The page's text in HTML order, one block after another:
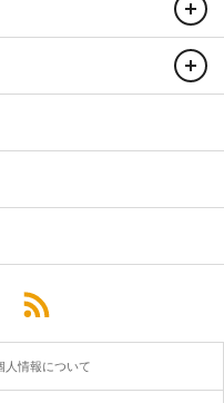
人情報について